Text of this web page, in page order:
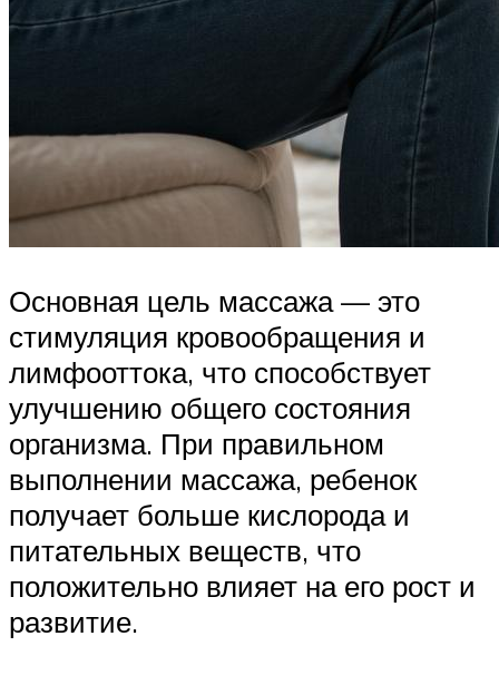
Основная цель массажа — это
стимуляция кровообращения и
лимфооттока, что способствует
улучшению общего состояния
организма. При правильном
выполнении массажа, ребенок
получает больше кислорода и
питательных веществ, что
положительно влияет на его рост и
развитие.